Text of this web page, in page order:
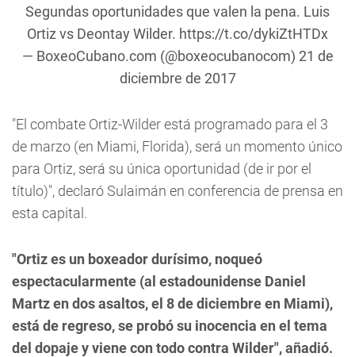
Segundas oportunidades que valen la pena. Luis
Ortiz vs Deontay Wilder. https://t.co/dykiZtHTDx
— BoxeoCubano.com (@boxeocubanocom) 21 de
diciembre de 2017
"El combate Ortiz-Wilder está programado para el 3
de marzo (en Miami, Florida), será un momento único
para Ortiz, será su única oportunidad (de ir por el
título)", declaró Sulaimán en conferencia de prensa en
esta capital.
"Ortiz es un boxeador durísimo, noqueó
espectacularmente (al estadounidense Daniel
Martz en dos asaltos, el 8 de diciembre en Miami),
está de regreso, se probó su inocencia en el tema
del dopaje y viene con todo contra Wilder", añadió.